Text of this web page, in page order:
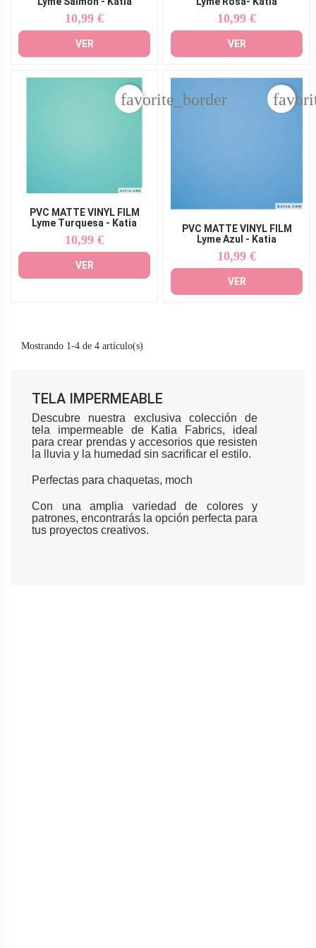
Precio
10,99 €
VER
Precio
10,99 €
VER
PVC MATTE VINYL FILM
Lyme Turquesa - Katia
Precio
10,99 €
VER
favorite_border
PVC MATTE VINYL FILM
Lyme Azul - Katia
Precio
10,99 €
VER
Mostrando 1-4 de 4 artículo(s)
TELA IMPERMEABLE
Descubre nuestra exclusiva colección de
tela impermeable de Katia Fabrics, ideal
para crear prendas y accesorios que resisten
la lluvia y la humedad sin sacrificar el estilo.
Perfectas para chaquetas, moch
Con una amplia variedad de colores y
patrones, encontrarás la opción perfecta para
tus proyectos creativos.